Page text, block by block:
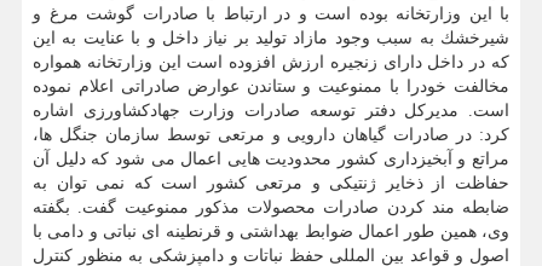
با این وزارتخانه بوده است و در ارتباط با صادرات گوشت مرغ و
شیرخشك به سبب وجود مازاد تولید بر نیاز داخل و با عنایت به این
كه در داخل دارای زنجیره ارزش افزوده است این وزارتخانه همواره
مخالفت خودرا با ممنوعیت و ستاندن عوارض صادراتی اعلام نموده
است. مدیركل دفتر توسعه صادرات وزارت جهادكشاورزی اشاره
كرد: در صادرات گیاهان دارویی و مرتعی توسط سازمان جنگل ها،
مراتع و آبخیزداری كشور محدودیت هایی اعمال می شود كه دلیل آن
حفاظت از ذخایر ژنتیكی و مرتعی كشور است كه نمی توان به
ضابطه مند كردن صادرات محصولات مذكور ممنوعیت گفت. بگفته
وی، همین طور اعمال ضوابط بهداشتی و قرنطینه ای نباتی و دامی با
اصول و قواعد بین المللی حفظ نباتات و دامپزشكی به منظور كنترل